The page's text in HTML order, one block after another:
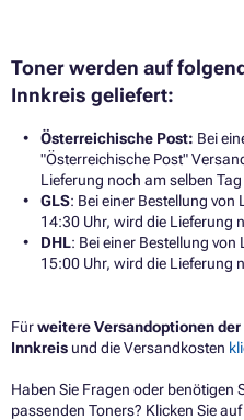
Toner werden auf
Innkreis geliefert:
Österreichische Post: Bei
"Österreichische Post"
Lieferung noch am selben
GLS: Bei einer Bestellung
14:30 Uhr, wird die Lieferung
DHL: Bei einer Bestellung
15:00 Uhr, wird die Lieferung
Fürweitere Versandoptionen
Innkreis und die Versandkosten
Haben Sie Fragen oder benötigen
passenden Toners? Klicken Sie